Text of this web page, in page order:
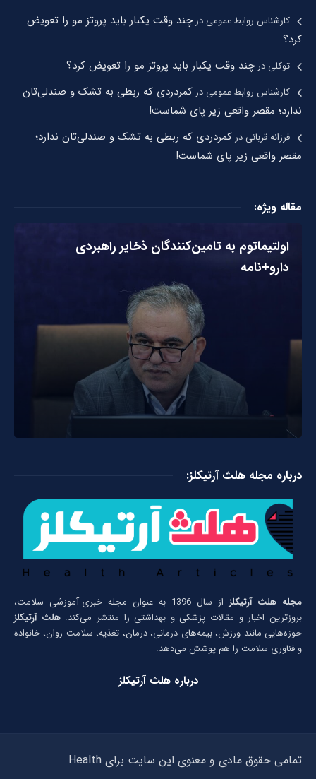
کارشناس روابط عمومیدرچند وقت یکبار باید پروتز مو را تعویض
کرد؟
توکلیدرچند وقت یکبار باید پروتز مو را تعویض کرد؟
کارشناس روابط عمومیدر کمردردی که ربطی به تشک و صندلی‌تان
ندارد؛ مقصر واقعی زیر پای شماست!
فرزانه قربانیدر کمردردی که ربطی به تشک و صندلی‌تان ندارد؛
مقصر واقعی زیر پای شماست!
مقاله ویژه:
اولتیماتوم به تامین‌کنندگان ذخایر راهبردی
دارو+نامه
درباره مجله هلث آرتیکلز:
مجله هلث آرتیکلز
از سال 1396 به عنوان مجله خبری-آموزشی سلامت،
بروزترین اخبار و مقالات پزشکی و بهداشتی را منتشر می‌کند.هلث آرتیکلز
حوزه‌هایی مانند ورزش، بیمه‌های درمانی، درمان، تغذیه، سلامت روان، خانواده
و فناوری سلامت را هم پوشش می‌دهد.
درباره هلث آرتیکلز
تمامی حقوق مادی و معنوی این سایت برای Health